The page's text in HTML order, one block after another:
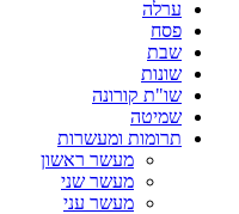
ערלה
פסח
שבת
שונות
שו"ת קורונה
שמיטה
תרומות ומעשרות
מעשר ראשון
מעשר שני
מעשר עני